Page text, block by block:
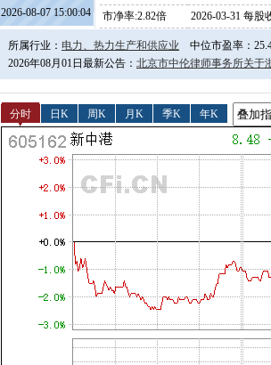
2026-08-07 15:00:04
市净率:2.82倍
2026-03-31 每股
所属行业： 电力、热力生产和供应业 中位市盈率：
2026年08月01日最新公告： 北京市中伦律师事务所关于
分时 日K 周K 月K 季K 年K